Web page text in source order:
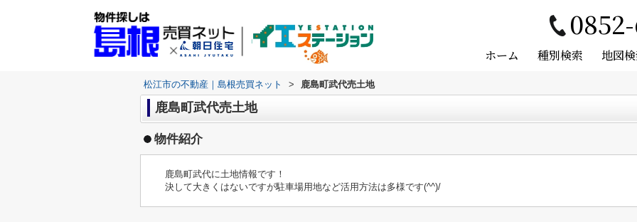
ホーム 種別検索 地図
松江市の不動産｜島根売買ネット > 鹿島町武代売土地
鹿島町武代売土地
物件紹介
鹿島町武代に土地情報です！
決して大きくはないですが駐車場用地など活用方法は多様です(^^)/